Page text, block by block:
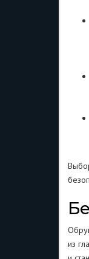
из